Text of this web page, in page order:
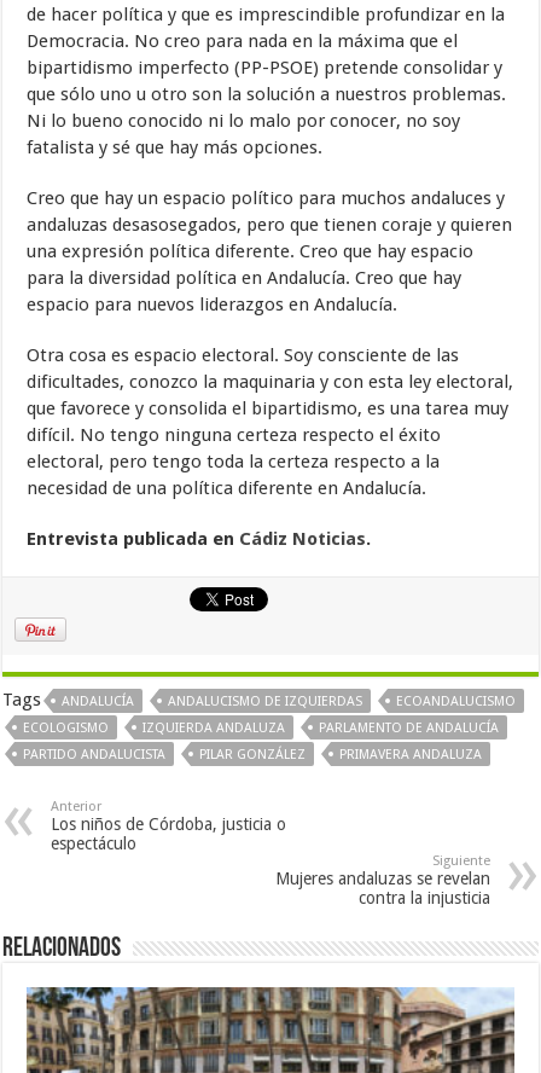
de hacer política y que es imprescindible profundizar en la
Democracia. No creo para nada en la máxima que el
bipartidismo imperfecto (PP-PSOE) pretende consolidar y
que sólo uno u otro son la solución a nuestros problemas.
Ni lo bueno conocido ni lo malo por conocer, no soy
fatalista y sé que hay más opciones.
Creo que hay un espacio político para muchos andaluces y
andaluzas desasosegados, pero que tienen coraje y quieren
una expresión política diferente. Creo que hay espacio
para la diversidad política en Andalucía. Creo que hay
espacio para nuevos liderazgos en Andalucía.
Otra cosa es espacio electoral. Soy consciente de las
dificultades, conozco la maquinaria y con esta ley electoral,
que favorece y consolida el bipartidismo, es una tarea muy
difícil. No tengo ninguna certeza respecto el éxito
electoral, pero tengo toda la certeza respecto a la
necesidad de una política diferente en Andalucía.
Entrevista publicada en Cádiz Noticias.
Tags ANDALUCÍA ANDALUCISMO DE IZQUIERDAS
ECOANDALUCISMO
ECOLOGISMO
IZQUIERDA ANDALUZA
PARLAMENTO DE ANDALUCÍA
PARTIDO ANDALUCISTA
PILAR GONZÁLEZ PRIMAVERA ANDALUZA
Anterior
Los niños de Córdoba, justicia o
espectáculo
Siguiente
Mujeres andaluzas se revelan
contra la injusticia
Relacionados